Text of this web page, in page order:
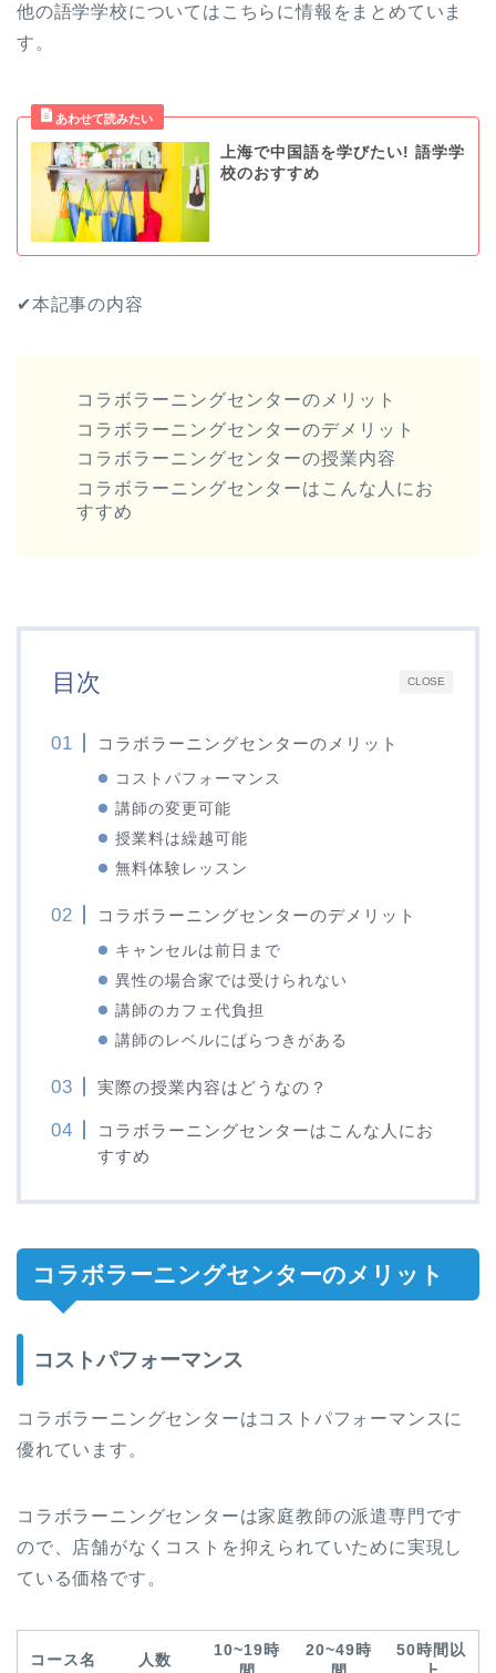
他の語学学校についてはこちらに情報をまとめていま
す。
上海で中国語を学びたい! 語学学
校のおすすめ
✔︎本記事の内容
コラボラーニングセンターのメリット
コラボラーニングセンターのデメリット
コラボラーニングセンターの授業内容
コラボラーニングセンターはこんな人にお
すすめ
CLOSE
目次
コラボラーニングセンターのメリット
コストパフォーマンス
講師の変更可能
授業料は繰越可能
無料体験レッスン
コラボラーニングセンターのデメリット
キャンセルは前日まで
異性の場合家では受けられない
講師のカフェ代負担
講師のレベルにばらつきがある
実際の授業内容はどうなの？
コラボラーニングセンターはこんな人にお
すすめ
コラボラーニングセンターのメリット
コストパフォーマンス
コラボラーニングセンターはコストパフォーマンスに
優れています。
コラボラーニングセンターは家庭教師の派遣専門です
ので、店舗がなくコストを抑えられていために実現し
ている価格です。
コース名 人数
10~19時
20~49時
50時間以